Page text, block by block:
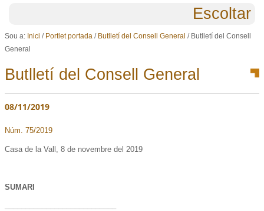
Escoltar
Sou a: Inici / Portlet portada / Butlletí del Consell General / Butlletí del Consell
General
Butlletí del Consell General
08/11/2019
Núm. 75/2019
Casa de la Vall, 8 de novembre del 2019
SUMARI